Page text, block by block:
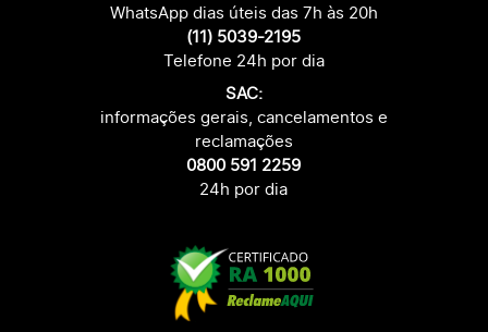
WhatsApp dias úteis das 7h às 20h
(11) 5039-2195
Telefone 24h por dia
SAC:
informações gerais, cancelamentos e
reclamações
0800 591 2259
24h por dia